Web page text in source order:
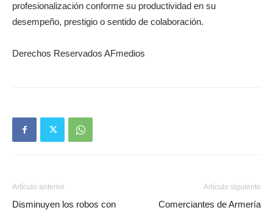
profesionalización conforme su productividad en su
desempeño, prestigio o sentido de colaboración.
Derechos Reservados AFmedios
Artículo anterior
Disminuyen los robos con
Artículo siguiente
Comerciantes de Armería